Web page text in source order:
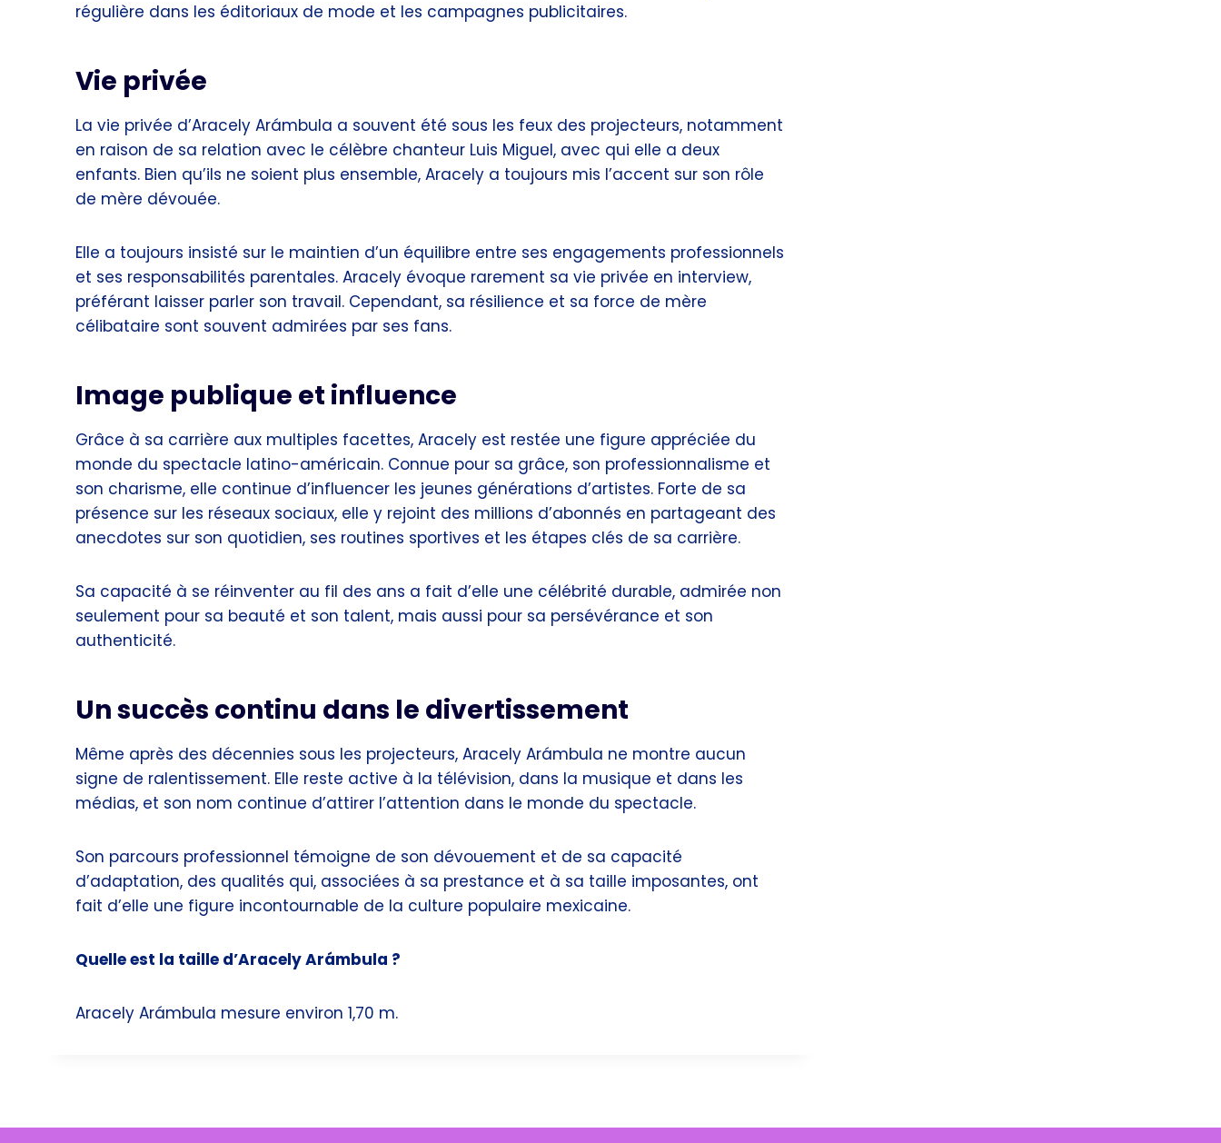
régulière dans les éditoriaux de mode et les campagnes publicitaires.
Vie privée
La vie privée d’Aracely Arámbula a souvent été sous les feux des projecteurs, notamment
en raison de sa relation avec le célèbre chanteur Luis Miguel, avec qui elle a deux
enfants. Bien qu’ils ne soient plus ensemble, Aracely a toujours mis l’accent sur son rôle
de mère dévouée.
Elle a toujours insisté sur le maintien d’un équilibre entre ses engagements professionnels
et ses responsabilités parentales. Aracely évoque rarement sa vie privée en interview,
préférant laisser parler son travail. Cependant, sa résilience et sa force de mère
célibataire sont souvent admirées par ses fans.
Image publique et influence
Grâce à sa carrière aux multiples facettes, Aracely est restée une figure appréciée du
monde du spectacle latino-américain. Connue pour sa grâce, son professionnalisme et
son charisme, elle continue d’influencer les jeunes générations d’artistes. Forte de sa
présence sur les réseaux sociaux, elle y rejoint des millions d’abonnés en partageant des
anecdotes sur son quotidien, ses routines sportives et les étapes clés de sa carrière.
Sa capacité à se réinventer au fil des ans a fait d’elle une célébrité durable, admirée non
seulement pour sa beauté et son talent, mais aussi pour sa persévérance et son
authenticité.
Un succès continu dans le divertissement
Même après des décennies sous les projecteurs, Aracely Arámbula ne montre aucun
signe de ralentissement. Elle reste active à la télévision, dans la musique et dans les
médias, et son nom continue d’attirer l’attention dans le monde du spectacle.
Son parcours professionnel témoigne de son dévouement et de sa capacité
d’adaptation, des qualités qui, associées à sa prestance et à sa taille imposantes, ont
fait d’elle une figure incontournable de la culture populaire mexicaine.
Quelle est la taille d’Aracely Arámbula ?
Aracely Arámbula mesure environ 1,70 m.